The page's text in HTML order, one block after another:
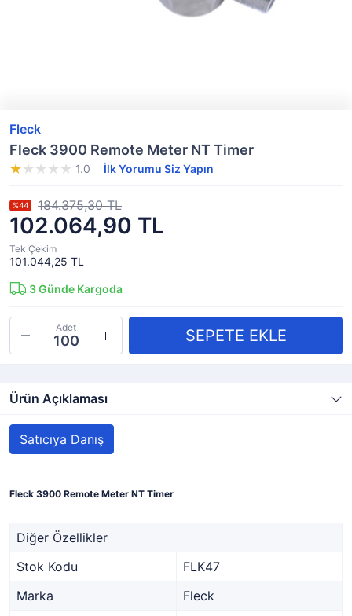
Fleck
Fleck 3900 Remote Meter NT Timer
1.0 İlk Yorumu Siz Yapın
102.064,90 TL
%44 184.375,30 TL
Tek Çekim
101.044,25 TL
3Günde Kargoda
Adet
Ürün Açıklaması
Satıcıya Danış
Fleck 3900 Remote Meter NT Timer
Diğer Özellikler
Stok Kodu
FLK47
Marka
Fleck